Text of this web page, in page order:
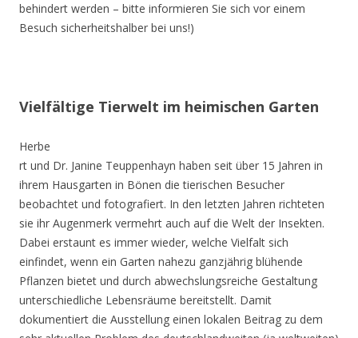
behindert werden – bitte informieren Sie sich vor einem
Besuch sicherheitshalber bei uns!)
Vielfältige Tierwelt im heimischen Garten
Herbe
rt und Dr. Janine Teuppenhayn haben seit über 15 Jahren in
ihrem Hausgarten in Bönen die tierischen Besucher
beobachtet und fotografiert. In den letzten Jahren richteten
sie ihr Augenmerk vermehrt auch auf die Welt der Insekten.
Dabei erstaunt es immer wieder, welche Vielfalt sich
einfindet, wenn ein Garten nahezu ganzjährig blühende
Pflanzen bietet und durch abwechslungsreiche Gestaltung
unterschiedliche Lebensräume bereitstellt. Damit
dokumentiert die Ausstellung einen lokalen Beitrag zu dem